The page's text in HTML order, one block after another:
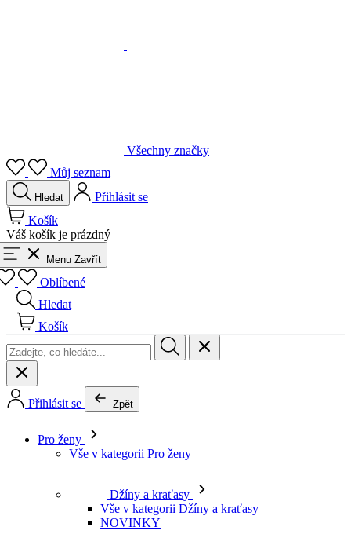
Všechny značky
Můj seznam
Hledat
Přihlásit se
Košík
Váš košík je prázdný
Menu Zavřít
Oblíbené
Hledat
Košík
Přihlásit se Zpět
Pro ženy
Vše v kategorii Pro ženy
Džíny a kraťasy
Vše v kategorii Džíny a kraťasy
NOVINKY